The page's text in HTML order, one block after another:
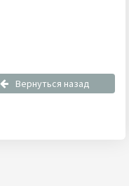
Вернуться назад